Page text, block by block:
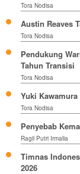
Tora Nodisa
Austin Reaves
Tora Nodisa
Pendukung
Tahun Transisi
Tora Nodisa
Yuki
Tora Nodisa
Penyebab
Ragil Putri Irmalia
Timnas
2026